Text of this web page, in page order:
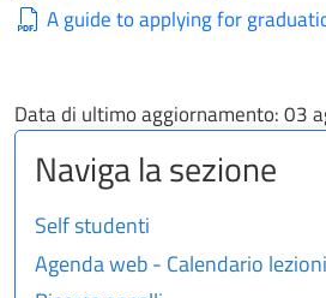
A guide to applying for
Data di ultimo aggiornamento:03
Naviga la sezione
Self studenti
Agenda web - Calendario lezioni